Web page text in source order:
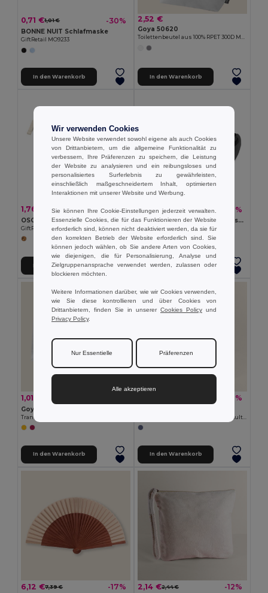
0,71 €1,01 € -30%
BONNE NUIT Schlafmaske
GiftRetail MO9233
In den Warenkorb
2,52 €
Goya 50620
Toilettenbeutel aus 100% RPET 300D Material SHED
In den Warenkorb
1,76 € 2,17 € -19%
OSOLE COS Kosmetiktasche Fairtrade
GiftRetail MO2095
In den Warenkorb
2,82 €3,36 € -16%
PARKBAG Gürteltasche/Crosswear Tasche
GiftRetail MO9513
In den Warenkorb
1,01 €
Goya 34054
In den Warenkorb
-17%
In den Warenkorb
6,12 €7,39 € -17% 2,14 €2,44 € -12%
Wir verwenden Cookies
Unsere Website verwendet sowohl eigene als auch Cookies
von Drittanbietern, um die allgemeine Funktionalität zu
verbessern, Ihre Präferenzen zu speichern, die Leistung
der Website zu analysieren und ein reibungsloses und
personalisiertes Surferlebnis zu gewährleisten,
einschließlich maßgeschneidertem Inhalt, optimierten
Interaktionen mit unserer Website und Werbung.
Sie können Ihre Cookie-Einstellungen jederzeit verwalten.
Essenzielle Cookies, die für das Funktionieren der Website
erforderlich sind, können nicht deaktiviert werden, da sie für
den korrekten Betrieb der Website erforderlich sind. Sie
können jedoch wählen, ob Sie andere Arten von Cookies,
wie diejenigen, die für Personalisierung, Analyse und
Zielgruppenansprache verwendet werden, zulassen oder
blockieren möchten.
Weitere Informationen darüber, wie wir Cookies verwenden,
wie Sie diese kontrollieren und über Cookies von
Drittanbietern, finden Sie in unserer Cookies Policy und
Privacy Policy.
Nur Essentielle Präferenzen
Alle akzeptieren